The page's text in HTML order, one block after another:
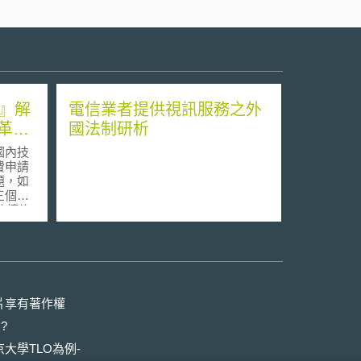
解
制
技
申請
，如
個階
續修
研究
政
落
結果
經費
電信業者提供視訊服務之外
國法制研析
享有著作權
大學TLO為例-